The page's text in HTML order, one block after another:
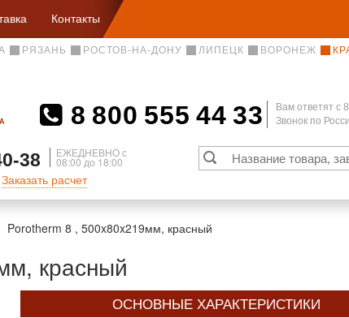
Контакты
РЯЗАНЬ РОСТОВ-НА-ДОНУ ЛИПЕЦК ВОРОНЕЖ
8 800 555 44 33
Вам ответят c
Звонок по
38 ЕЖЕДНЕВНО с
08:00 до 18:00
Заказать расчет
Porotherm 8 , 500x80x219мм, красный
красный
ОСНОВНЫЕ ХАРАКТЕРИСТИКИ